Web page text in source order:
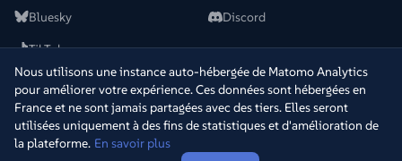
Bluesky
Discord
TikTok
© 2022-2026 +2Télé. Tous droits réservés.─Développé par Warpy
v 1.5.5 ·ms6cpqxr
Nous utilisons une instance auto-hébergée de Matomo Analytics
pour améliorer votre expérience. Ces données sont hébergées en
France et ne sont jamais partagées avec des tiers. Elles seront
utilisées uniquement à des fins de statistiques et d'amélioration de
la plateforme. En savoir plus